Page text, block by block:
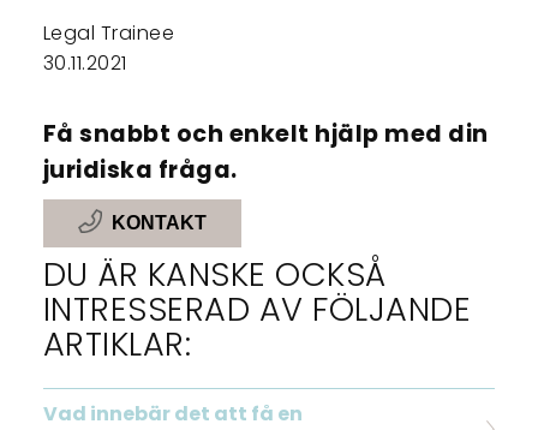
Legal Trainee
30.11.2021
Få snabbt och enkelt hjälp med din
juridiska fråga.
KONTAKT
DU ÄR KANSKE OCKSÅ
INTRESSERAD AV FÖLJANDE
ARTIKLAR:
Vad innebär det att få en